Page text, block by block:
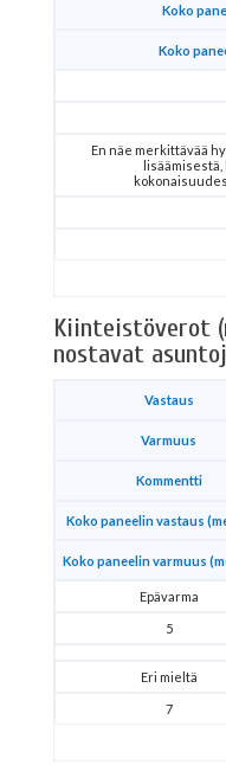
Koko
Koko
En näe merkittävää
Kiinteistöverot
nostavat
Vastaus
Varmuus
Kommentti
Koko paneelin vastaus
Koko paneelin varmuus
Epävarma
5
Eri mieltä
7